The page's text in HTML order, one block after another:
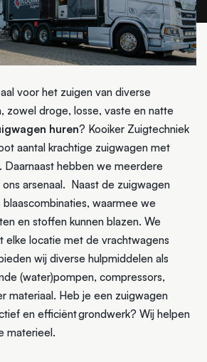
voor het zuigen van diverse
zowel droge, losse, vaste en natte
huren? Kooiker Zuigtechniek
aantal krachtige zuigwagen met
hebben we meerdere
ons arsenaal. Naast de zuigwagen
waarmee we
en stoffen kunnen blazen. We
elke locatie met de vrachtwagens
wij diverse hulpmiddelen als
(water)pompen, compressors,
materiaal. Heb je een zuigwagen
en efficiënt grondwerk? Wij helpen
materieel.